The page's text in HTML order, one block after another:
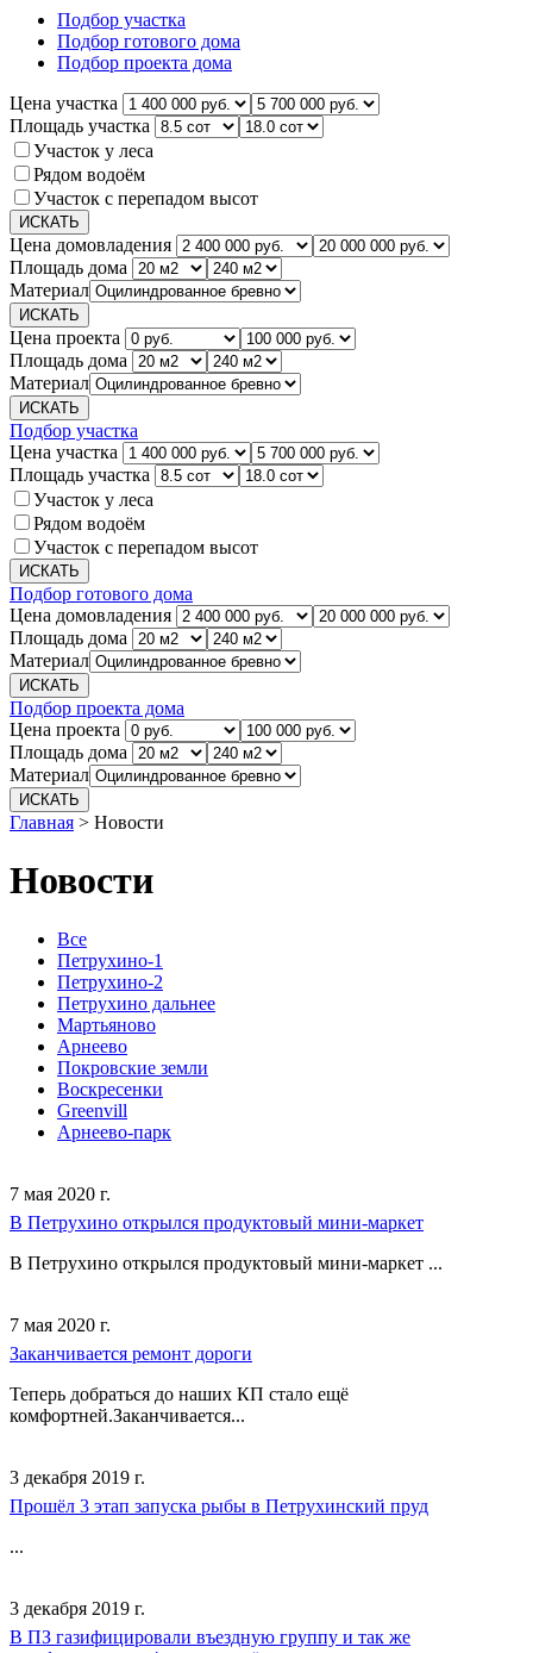
Подбор участка
Подбор готового дома
Подбор проекта дома
Цена участка
Площадь участка
Участок у леса
Рядом водоём
Участок с перепадом высот
Цена домовладения
Площадь дома
Материал
Цена проекта
Площадь дома
Материал
Подбор участка
Цена участка
Площадь участка
Участок у леса
Рядом водоём
Участок с перепадом высот
Подбор готового дома
Цена домовладения
Площадь дома
Материал
Подбор проекта дома
Цена проекта
Площадь дома
Материал
Главная > Новости
Новости
Все
Петрухино-1
Петрухино-2
Петрухино дальнее
Мартьяново
Арнеево
Покровские земли
Воскресенки
Greenvill
Арнеево-парк
7 мая 2020 г.
В Петрухино открылся продуктовый мини-маркет
В Петрухино открылся продуктовый мини-маркет ...
7 мая 2020 г.
Заканчивается ремонт дороги
Теперь добраться до наших КП стало ещё
комфортней.Заканчивается...
3 декабря 2019 г.
Прошёл 3 этап запуска рыбы в Петрухинский пруд
...
3 декабря 2019 г.
В ПЗ газифицировали въездную группу и так же